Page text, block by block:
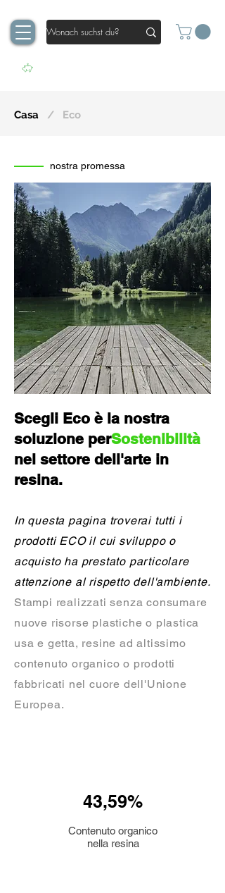
Casa / Eco
nostra promessa
Scegli Eco è la nostra
soluzione perSostenibilità
nel settore dell'arte in
resina.
In questa pagina troverai tutti i
prodotti ECO il cui sviluppo o
acquisto ha prestato particolare
attenzione al rispetto dell'ambiente.
Stampi realizzati senza consumare
nuove risorse plastiche o plastica
usa e getta, resine ad altissimo
contenuto organico o prodotti
fabbricati nel cuore dell'Unione
Europea.
43,59%
Contenuto organico
nella resina